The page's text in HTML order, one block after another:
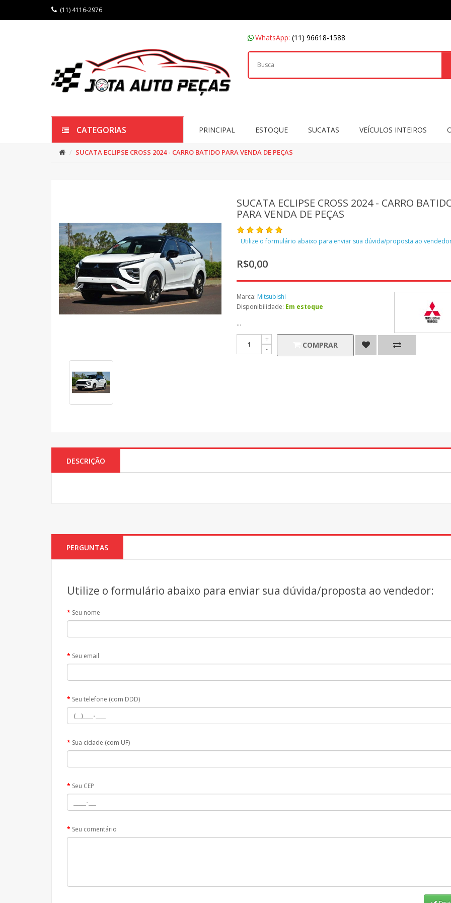
(11) 4116-2976
WhatsApp: (11) 96618-1588
CATEGORIAS PRINCIPAL ESTOQUE SUCATAS VEÍCULOS INTEIROS
SUCATA ECLIPSE CROSS 2024 - CARRO BATIDO PARA VENDA DE PEÇAS
SUCATA ECLIPSE CROSS 2024 - CARRO
PARA VENDA DE PEÇAS
Utilize o formulário abaixo para enviar sua dúvida/proposta ao
R$0,00
Marca: Mitsubishi
Disponibilidade: Em estoque
...
COMPRAR
DESCRIÇÃO
PERGUNTAS
Utilize o formulário abaixo para enviar sua dúvida/proposta ao vendedor:
Seu nome
Seu email
Seu telefone (com DDD)
Sua cidade (com UF)
Seu CEP
Seu comentário